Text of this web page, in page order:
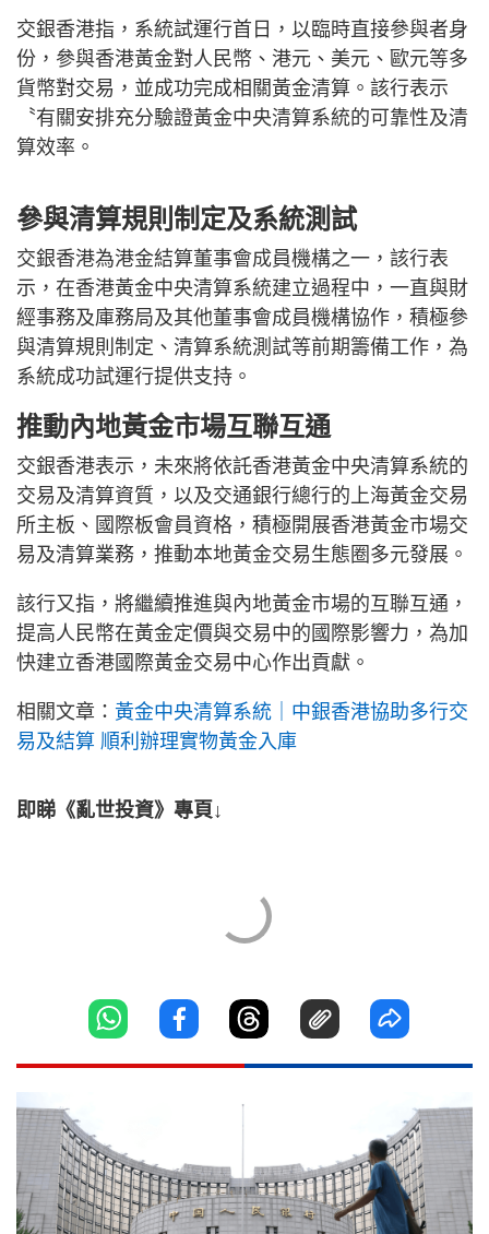
交銀香港指，系統試運行首日，以臨時直接參與者身
份，參與香港黃金對人民幣、港元、美元、歐元等多
貨幣對交易，並成功完成相關黃金清算。該行表示
〝有關安排充分驗證黃金中央清算系統的可靠性及清
算效率。
參與清算規則制定及系統測試
交銀香港為港金結算董事會成員機構之一，該行表
示，在香港黃金中央清算系統建立過程中，一直與財
經事務及庫務局及其他董事會成員機構協作，積極參
與清算規則制定、清算系統測試等前期籌備工作，為
系統成功試運行提供支持。
推動內地黃金市場互聯互通
交銀香港表示，未來將依託香港黃金中央清算系統的
交易及清算資質，以及交通銀行總行的上海黃金交易
所主板、國際板會員資格，積極開展香港黃金市場交
易及清算業務，推動本地黃金交易生態圈多元發展。
該行又指，將繼續推進與內地黃金市場的互聯互通，
提高人民幣在黃金定價與交易中的國際影響力，為加
快建立香港國際黃金交易中心作出貢獻。
相關文章： 黃金中央清算系統｜中銀香港協助多行交
易及結算 順利辦理實物黃金入庫
即睇《亂世投資》專頁↓